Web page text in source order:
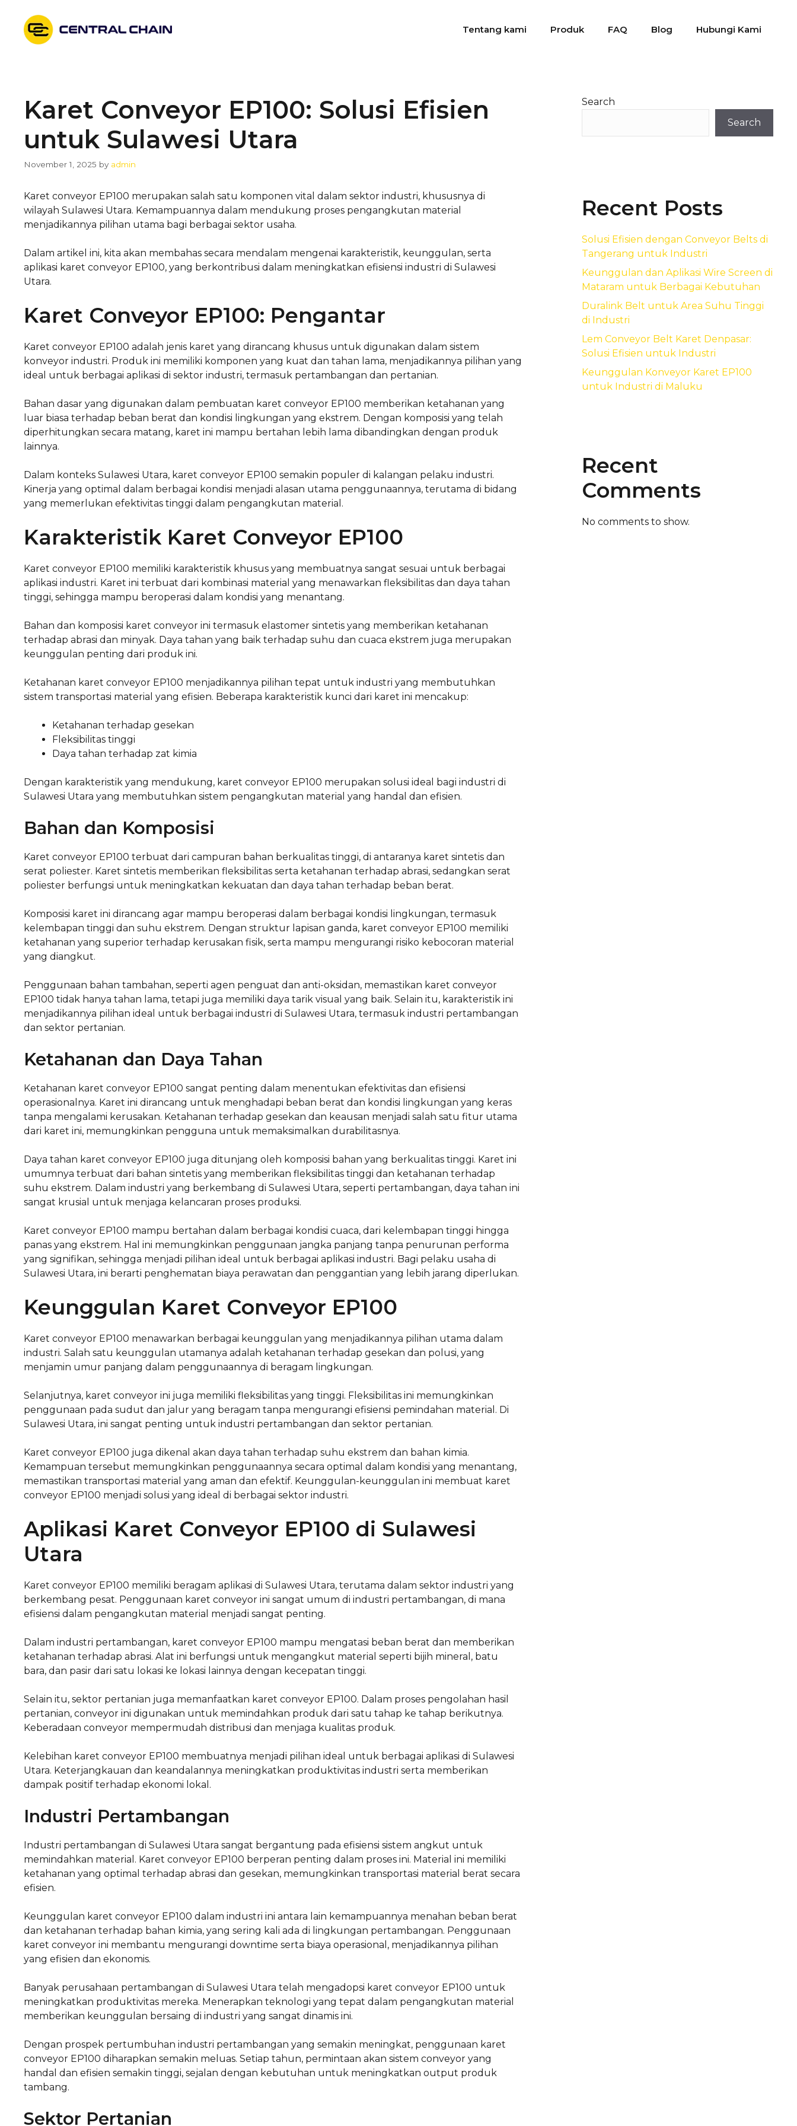
content
Tentang kami Produk FAQ Blog Hubungi Kami
Karet Conveyor EP100: Solusi Efisien
untuk Sulawesi Utara
November 1, 2025 by admin
Karet conveyor EP100 merupakan salah satu komponen vital dalam sektor industri, khususnya di
wilayah Sulawesi Utara. Kemampuannya dalam mendukung proses pengangkutan material
menjadikannya pilihan utama bagi berbagai sektor usaha.
Dalam artikel ini, kita akan membahas secara mendalam mengenai karakteristik, keunggulan, serta
aplikasi karet conveyor EP100, yang berkontribusi dalam meningkatkan efisiensi industri di Sulawesi
Utara.
Karet Conveyor EP100: Pengantar
Karet conveyor EP100 adalah jenis karet yang dirancang khusus untuk digunakan dalam sistem
konveyor industri. Produk ini memiliki komponen yang kuat dan tahan lama, menjadikannya pilihan yang
ideal untuk berbagai aplikasi di sektor industri, termasuk pertambangan dan pertanian.
Bahan dasar yang digunakan dalam pembuatan karet conveyor EP100 memberikan ketahanan yang
luar biasa terhadap beban berat dan kondisi lingkungan yang ekstrem. Dengan komposisi yang telah
diperhitungkan secara matang, karet ini mampu bertahan lebih lama dibandingkan dengan produk
lainnya.
Dalam konteks Sulawesi Utara, karet conveyor EP100 semakin populer di kalangan pelaku industri.
Kinerja yang optimal dalam berbagai kondisi menjadi alasan utama penggunaannya, terutama di bidang
yang memerlukan efektivitas tinggi dalam pengangkutan material.
Karakteristik Karet Conveyor EP100
Karet conveyor EP100 memiliki karakteristik khusus yang membuatnya sangat sesuai untuk berbagai
aplikasi industri. Karet ini terbuat dari kombinasi material yang menawarkan fleksibilitas dan daya tahan
tinggi, sehingga mampu beroperasi dalam kondisi yang menantang.
Bahan dan komposisi karet conveyor ini termasuk elastomer sintetis yang memberikan ketahanan
terhadap abrasi dan minyak. Daya tahan yang baik terhadap suhu dan cuaca ekstrem juga merupakan
keunggulan penting dari produk ini.
Ketahanan karet conveyor EP100 menjadikannya pilihan tepat untuk industri yang membutuhkan
sistem transportasi material yang efisien. Beberapa karakteristik kunci dari karet ini mencakup:
Ketahanan terhadap gesekan
Fleksibilitas tinggi
Daya tahan terhadap zat kimia
Dengan karakteristik yang mendukung, karet conveyor EP100 merupakan solusi ideal bagi industri di
Sulawesi Utara yang membutuhkan sistem pengangkutan material yang handal dan efisien.
Bahan dan Komposisi
Karet conveyor EP100 terbuat dari campuran bahan berkualitas tinggi, di antaranya karet sintetis dan
serat poliester. Karet sintetis memberikan fleksibilitas serta ketahanan terhadap abrasi, sedangkan serat
poliester berfungsi untuk meningkatkan kekuatan dan daya tahan terhadap beban berat.
Komposisi karet ini dirancang agar mampu beroperasi dalam berbagai kondisi lingkungan, termasuk
kelembapan tinggi dan suhu ekstrem. Dengan struktur lapisan ganda, karet conveyor EP100 memiliki
ketahanan yang superior terhadap kerusakan fisik, serta mampu mengurangi risiko kebocoran material
yang diangkut.
Penggunaan bahan tambahan, seperti agen penguat dan anti-oksidan, memastikan karet conveyor
EP100 tidak hanya tahan lama, tetapi juga memiliki daya tarik visual yang baik. Selain itu, karakteristik ini
menjadikannya pilihan ideal untuk berbagai industri di Sulawesi Utara, termasuk industri pertambangan
dan sektor pertanian.
Ketahanan dan Daya Tahan
Ketahanan karet conveyor EP100 sangat penting dalam menentukan efektivitas dan efisiensi
operasionalnya. Karet ini dirancang untuk menghadapi beban berat dan kondisi lingkungan yang keras
tanpa mengalami kerusakan. Ketahanan terhadap gesekan dan keausan menjadi salah satu fitur utama
dari karet ini, memungkinkan pengguna untuk memaksimalkan durabilitasnya.
Daya tahan karet conveyor EP100 juga ditunjang oleh komposisi bahan yang berkualitas tinggi. Karet ini
umumnya terbuat dari bahan sintetis yang memberikan fleksibilitas tinggi dan ketahanan terhadap
suhu ekstrem. Dalam industri yang berkembang di Sulawesi Utara, seperti pertambangan, daya tahan ini
sangat krusial untuk menjaga kelancaran proses produksi.
Karet conveyor EP100 mampu bertahan dalam berbagai kondisi cuaca, dari kelembapan tinggi hingga
panas yang ekstrem. Hal ini memungkinkan penggunaan jangka panjang tanpa penurunan performa
yang signifikan, sehingga menjadi pilihan ideal untuk berbagai aplikasi industri. Bagi pelaku usaha di
Sulawesi Utara, ini berarti penghematan biaya perawatan dan penggantian yang lebih jarang diperlukan.
Keunggulan Karet Conveyor EP100
Karet conveyor EP100 menawarkan berbagai keunggulan yang menjadikannya pilihan utama dalam
industri. Salah satu keunggulan utamanya adalah ketahanan terhadap gesekan dan polusi, yang
menjamin umur panjang dalam penggunaannya di beragam lingkungan.
Selanjutnya, karet conveyor ini juga memiliki fleksibilitas yang tinggi. Fleksibilitas ini memungkinkan
penggunaan pada sudut dan jalur yang beragam tanpa mengurangi efisiensi pemindahan material. Di
Sulawesi Utara, ini sangat penting untuk industri pertambangan dan sektor pertanian.
Karet conveyor EP100 juga dikenal akan daya tahan terhadap suhu ekstrem dan bahan kimia.
Kemampuan tersebut memungkinkan penggunaannya secara optimal dalam kondisi yang menantang,
memastikan transportasi material yang aman dan efektif. Keunggulan-keunggulan ini membuat karet
conveyor EP100 menjadi solusi yang ideal di berbagai sektor industri.
Aplikasi Karet Conveyor EP100 di Sulawesi
Utara
Karet conveyor EP100 memiliki beragam aplikasi di Sulawesi Utara, terutama dalam sektor industri yang
berkembang pesat. Penggunaan karet conveyor ini sangat umum di industri pertambangan, di mana
efisiensi dalam pengangkutan material menjadi sangat penting.
Dalam industri pertambangan, karet conveyor EP100 mampu mengatasi beban berat dan memberikan
ketahanan terhadap abrasi. Alat ini berfungsi untuk mengangkut material seperti bijih mineral, batu
bara, dan pasir dari satu lokasi ke lokasi lainnya dengan kecepatan tinggi.
Selain itu, sektor pertanian juga memanfaatkan karet conveyor EP100. Dalam proses pengolahan hasil
pertanian, conveyor ini digunakan untuk memindahkan produk dari satu tahap ke tahap berikutnya.
Keberadaan conveyor mempermudah distribusi dan menjaga kualitas produk.
Kelebihan karet conveyor EP100 membuatnya menjadi pilihan ideal untuk berbagai aplikasi di Sulawesi
Utara. Keterjangkauan dan keandalannya meningkatkan produktivitas industri serta memberikan
dampak positif terhadap ekonomi lokal.
Industri Pertambangan
Industri pertambangan di Sulawesi Utara sangat bergantung pada efisiensi sistem angkut untuk
memindahkan material. Karet conveyor EP100 berperan penting dalam proses ini. Material ini memiliki
ketahanan yang optimal terhadap abrasi dan gesekan, memungkinkan transportasi material berat secara
efisien.
Keunggulan karet conveyor EP100 dalam industri ini antara lain kemampuannya menahan beban berat
dan ketahanan terhadap bahan kimia, yang sering kali ada di lingkungan pertambangan. Penggunaan
karet conveyor ini membantu mengurangi downtime serta biaya operasional, menjadikannya pilihan
yang efisien dan ekonomis.
Banyak perusahaan pertambangan di Sulawesi Utara telah mengadopsi karet conveyor EP100 untuk
meningkatkan produktivitas mereka. Menerapkan teknologi yang tepat dalam pengangkutan material
memberikan keunggulan bersaing di industri yang sangat dinamis ini.
Dengan prospek pertumbuhan industri pertambangan yang semakin meningkat, penggunaan karet
conveyor EP100 diharapkan semakin meluas. Setiap tahun, permintaan akan sistem conveyor yang
handal dan efisien semakin tinggi, sejalan dengan kebutuhan untuk meningkatkan output produk
tambang.
Sektor Pertanian
Search
Search
Recent Posts
Solusi Efisien dengan Conveyor Belts di
Tangerang untuk Industri
Keunggulan dan Aplikasi Wire Screen di
Mataram untuk Berbagai Kebutuhan
Duralink Belt untuk Area Suhu Tinggi
di Industri
Lem Conveyor Belt Karet Denpasar:
Solusi Efisien untuk Industri
Keunggulan Konveyor Karet EP100
untuk Industri di Maluku
Recent
Comments
No comments to show.